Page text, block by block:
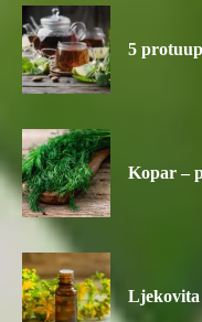
5
Kopar –
Ljekovita